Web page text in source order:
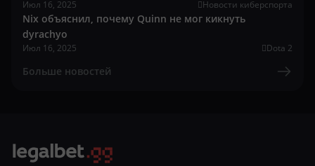
Июл 16, 2025 Новости киберспорта
Nix объяснил, почему Quinn не мог кикнуть
dyrachyo
Июл 16, 2025 Dota 2
Больше новостей